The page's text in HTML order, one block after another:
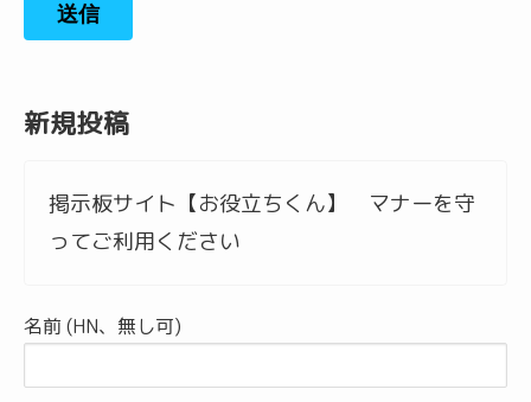
送信
新規投稿
掲示板サイト【お役立ちくん】 マナーを守
ってご利用ください
名前 (HN、無し可)